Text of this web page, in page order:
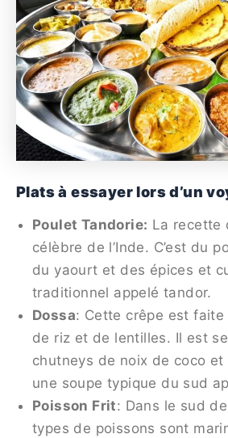
Plats à essayer lors d’un
Poulet Tandorie: La recette
célèbre de l’Inde. C’est du
du yaourt et des épices et
traditionnel appelé tandor.
Dossa: Cette crêpe est faite
de riz et de lentilles. Il est
chutneys de noix de coco
une soupe typique du sud
Poisson Frit: Dans le sud
types de poissons sont